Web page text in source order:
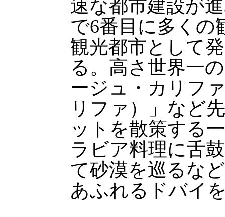
速な都市建設が
で6番目に多くの
観光都市として
る。高さ世界一
ージュ・カリフ
リファ）」など
ットを散策する
ラビア料理に舌
て砂漠を巡るな
あふれるドバイ